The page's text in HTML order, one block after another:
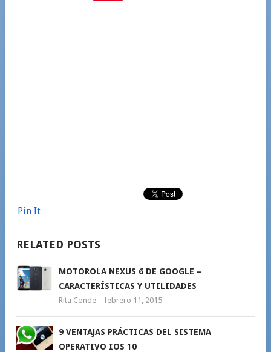
Pin It
RELATED POSTS
MOTOROLA NEXUS 6 DE GOOGLE –
CARACTERÍSTICAS Y UTILIDADES
Rita Conde febrero 11, 2015
9 VENTAJAS PRÁCTICAS DEL SISTEMA
OPERATIVO IOS 10